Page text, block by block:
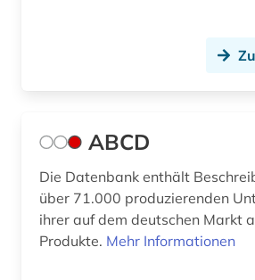
außenwirtschaftspolitik (2)
bank (6)
bank kreditinstitut finanzdienstleistung
Suedamerika (9)
Suedosteuropa (3)
Tschechische Republik (5)
ABCD
Die Datenbank enthält
über 71.000 produzierenden
ihrer auf dem deutschen Markt
Produkte. Mehr Informationen